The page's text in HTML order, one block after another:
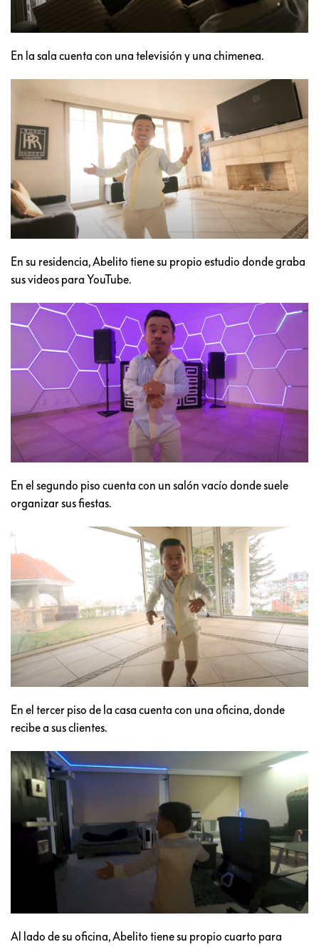
En la sala cuenta con una televisión y una chimenea.
En su residencia, Abelito tiene su propio estudio donde graba
sus videos para YouTube.
En el segundo piso cuenta con un salón vacío donde suele
organizar sus fiestas.
En el tercer piso de la casa cuenta con una oficina, donde
recibe a sus clientes.
Al lado de su oficina, Abelito tiene su propio cuarto para